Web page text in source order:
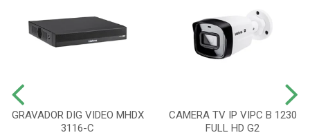
GRAVADOR DIG VIDEO MHDX
3116-C
CAMERA TV IP VIPC B 1230
FULL HD G2